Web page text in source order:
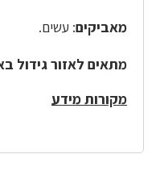
מאביקים: עשים.
מתאים לאזור גידול
מקורות מידע